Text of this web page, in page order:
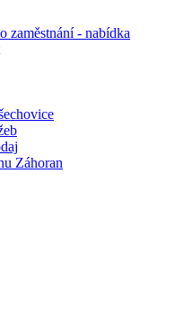
zaměstnání - nabídka
Záhoran